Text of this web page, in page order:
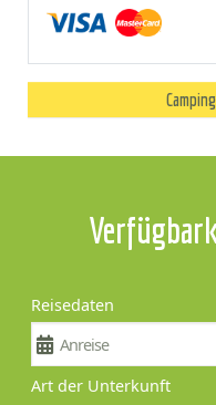
Reisedaten
Art der Unterkunft